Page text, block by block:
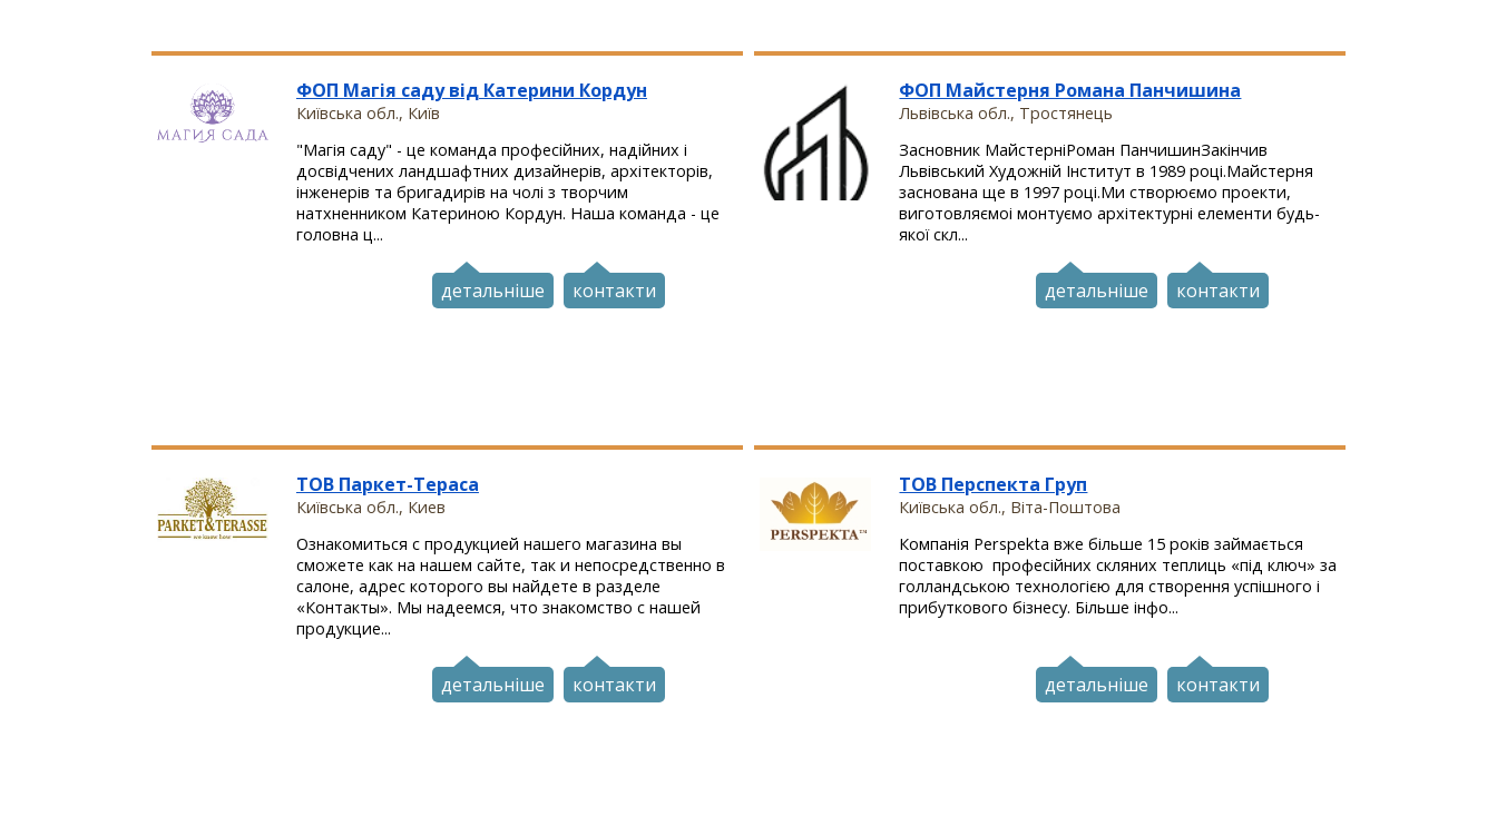
ФОП Магія саду від Катерини Кордун
Київська обл., Київ
"Магія саду" - це команда професійних, надійних і
досвідчених ландшафтних дизайнерів, архітекторів,
інженерів та бригадирів на чолі з творчим
натхненником Катериною Кордун. Наша команда - це
головна ц...
детальніше контакти
ФОП Майстерня Романа Панчишина
Львівська обл., Тростянець
Засновник МайстерніРоман ПанчишинЗакінчив
Львівський Художній Інститут в 1989 році.Майстерня
заснована ще в 1997 році.Ми створюємо проекти,
виготовляємоі монтуємо архітектурні елементи будь-
якої скл...
детальніше контакти
ТОВ Паркет-Тераса
Київська обл., Киев
Ознакомиться с продукцией нашего магазина вы
сможете как на нашем сайте, так и непосредственно в
салоне, адрес которого вы найдете в разделе
«Контакты». Мы надеемся, что знакомство с нашей
продукцие...
детальніше контакти
ТОВ Перспекта Груп
Київська обл., Віта-Поштова
Компанія Perspekta вже більше 15 років займається
поставкою професійних скляних теплиць «під ключ» за
голландською технологією для створення успішного і
прибуткового бізнесу. Більше інфо...
детальніше контакти